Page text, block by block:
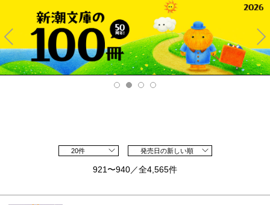
Pre
v
Ne
xt
20件 発売日の新しい順
921〜940／全4,565件